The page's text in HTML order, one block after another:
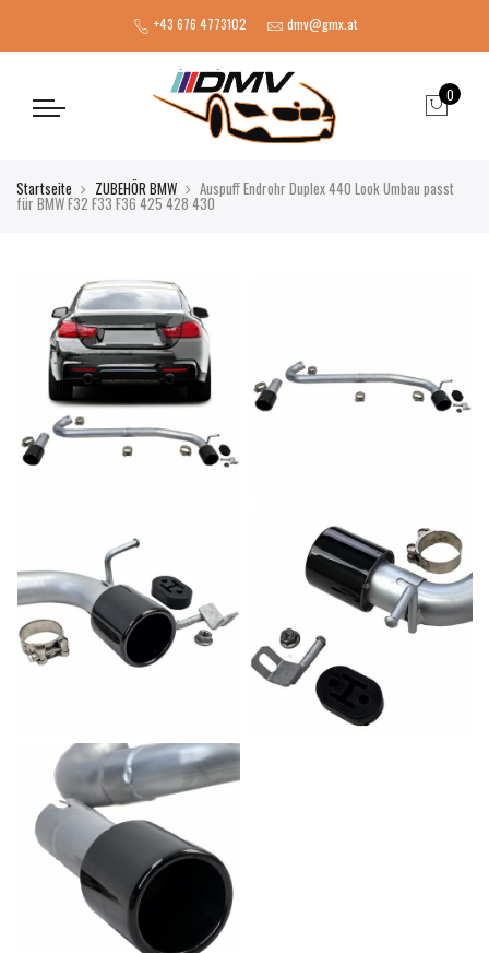
+43 676 4773102 dmv@gmx.at
0
Startseite ZUBEHÖR BMW Auspuff Endrohr Duplex 440 Look Umbau passt
für BMW F32 F33 F36 425 428 430